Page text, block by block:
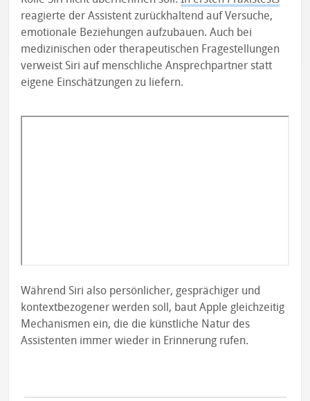
reagierte der Assistent zurückhaltend auf Versuche,
emotionale Beziehungen aufzubauen. Auch bei
medizinischen oder therapeutischen Fragestellungen
verweist Siri auf menschliche Ansprechpartner statt
eigene Einschätzungen zu liefern.
Während Siri also persönlicher, gesprächiger und
kontextbezogener werden soll, baut Apple gleichzeitig
Mechanismen ein, die die künstliche Natur des
Assistenten immer wieder in Erinnerung rufen.